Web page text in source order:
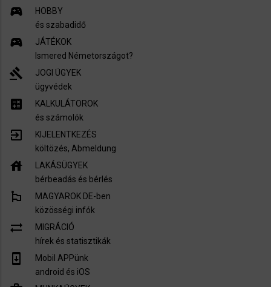
sports_esports
HOBBY
és szabadidő
sports_esports
JÁTÉKOK
Ismered Németországot?
gavel
JOGI ÜGYEK
ügyvédek
calculate
KALKULÁTOROK
és számolók
exit_to_app
KIJELENTKEZÉS
költözés, Abmeldung
house
LAKÁSÜGYEK
bérbeadás és bérlés
emoji_flags
MAGYAROK DE-ben
közösségi infók
sync_alt
MIGRÁCIÓ
hírek és statisztikák
system_update
Mobil APPünk
android és iOS